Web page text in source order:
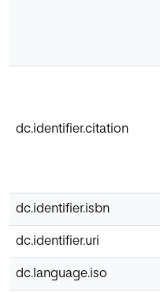
dc.identifier.citation
dc.identifier.isbn
dc.identifier.uri
dc.language.iso